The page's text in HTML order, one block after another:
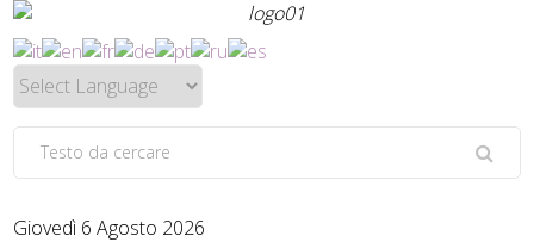
Giovedì 6 Agosto 2026